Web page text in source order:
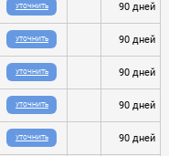
УТОЧНИТЬ 90 дней
УТОЧНИТЬ 90 дней
УТОЧНИТЬ 90 дней
УТОЧНИТЬ 90 дней
УТОЧНИТЬ 90 дней